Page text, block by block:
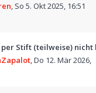
, So 5. Okt 2025, 16:51
per Stift (teilweise)
,Do 12. Mär 2026,